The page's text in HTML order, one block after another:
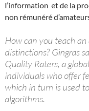
l’information et de la
non rémunéré
How can you teach
distinctions? Gingras
Quality Raters, a
individuals who offer
which in turn is used
algorithms.